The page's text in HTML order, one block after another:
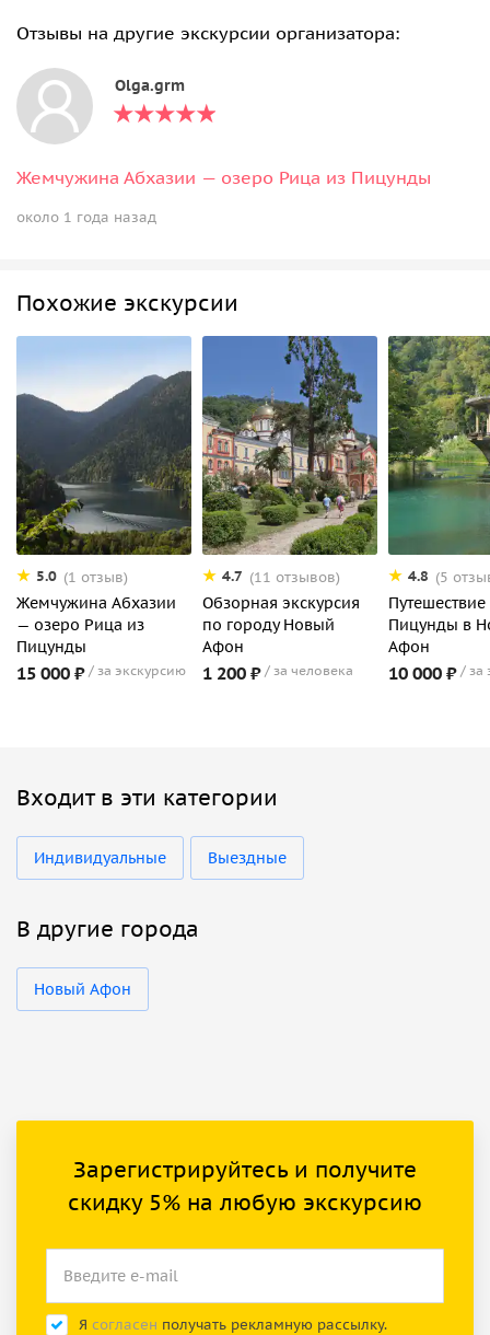
Отзывы на другие экскурсии организатора:
Olga.grm
Жемчужина Абхазии — озеро Рица из Пицунды
около 1 года назад
Похожие экскурсии
5.0 (1 отзыв)
Жемчужина Абхазии
— озеро Рица из
Пицунды
15 000 ₽ за экскурсию
4.7 (11 отзывов)
Обзорная экскурсия
по городу Новый
Афон
1 200 ₽ за человека
4.8 (5
Путешествие
Пицунды в
Афон
10 000 ₽ за
Входит в эти категории
Индивидуальные Выездные
В другие города
Новый Афон
Зарегистрируйтесь и получите
скидку 5% на любую экскурсию
Я согласен получать рекламную рассылку.